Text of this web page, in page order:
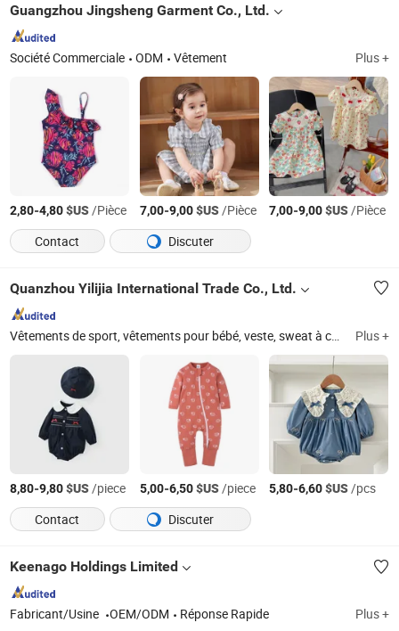
Guangzhou Jingsheng Garment Co., Ltd.
Société Commerciale ODM Vêtement Plus +
2,80-4,80$US/Pièce 7,00-9,00$US/Pièce 7,00-9,00$US/Pièce
Contact
Discuter
Quanzhou Yilijia International Trade Co., Ltd.
Vêtements de sport, vêtements pour bébé, veste, sweat à capuche, t-shirt, casquette de baseball Plus +
8,80-9,80$US/piece 5,00-6,50$US/piece 5,80-6,60$US/pcs
Contact
Discuter
Keenago Holdings Limited
Fabricant/Usine OEM/ODM Réponse Rapide Plus +